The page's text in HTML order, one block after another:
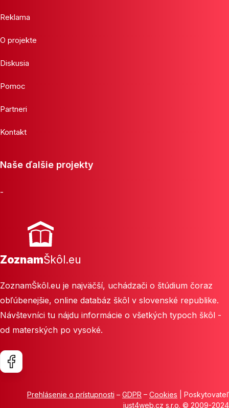
Reklama
O projekte
Diskusia
Pomoc
Partneri
Kontakt
Naše ďalšie projekty
-
ZoznamŠkôl.eu
ZoznamŠkôl.eu je najväčší, uchádzači o štúdium čoraz
obľúbenejšie, online databáz škôl v slovenské republike.
Návštevníci tu nájdu informácie o všetkých typoch škôl -
od materských po vysoké.
Prehlásenie o prístupnosti – GDPR – Cookies | Poskytovateľ
just4web.cz s.r.o. © 2009-2024